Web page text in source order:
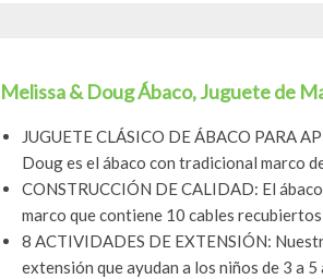
Melissa & Doug Ábaco, Juguete de
JUGUETE CLÁSICO DE ÁBACO PARA
Doug es el ábaco con tradicional marco
CONSTRUCCIÓN DE CALIDAD: El
marco que contiene 10 cables
8 ACTIVIDADES DE EXTENSIÓN:
extensión que ayudan a los niños de 3 a